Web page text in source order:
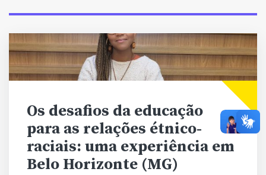
Os desafios da educação
para as relações étnico-
raciais: uma experiência em
Belo Horizonte (MG)